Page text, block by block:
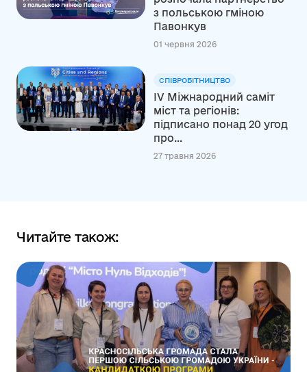
з польською гміною
Павонкув
01 червня 2026
СПІВРОБІТНИЦТВО
ІV Міжнародний саміт
міст та регіонів:
підписано понад 20 угод
про...
27 травня 2026
Читайте також: